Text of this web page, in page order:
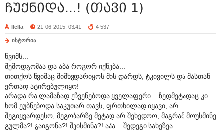
ჩუქნიდა...! (თავი 1)
llella 21-06-2015, 03:41 4 537
ისტორია
წვიმს...
შემოდგომაა და აბა როგორ იქნება...
თითქოს წვიმაც მიმხვდარიყოს მის დარდს, ტკივილს და მასთან
ერთად ატირებულიყო!
არადა რა ლამაზად ეჩვენებოდა ყველაფერი... ზედმეტადაც კი...
ხომ ეუბნებოდა საკუთარ თავს, ფრთხილად იყავი, არ
შეგიყვარდესო, მეგობარზე მეტად არ შეხედოო, მაგრამ მოუსმინე
გულმა?! გაიგონა?! შეისმინა?! აჰა... შედეგი სახეზეა...